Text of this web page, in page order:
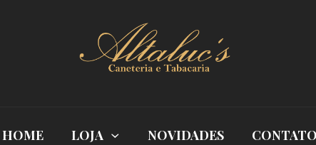
HOME LOJA NOVIDADES CONTATO